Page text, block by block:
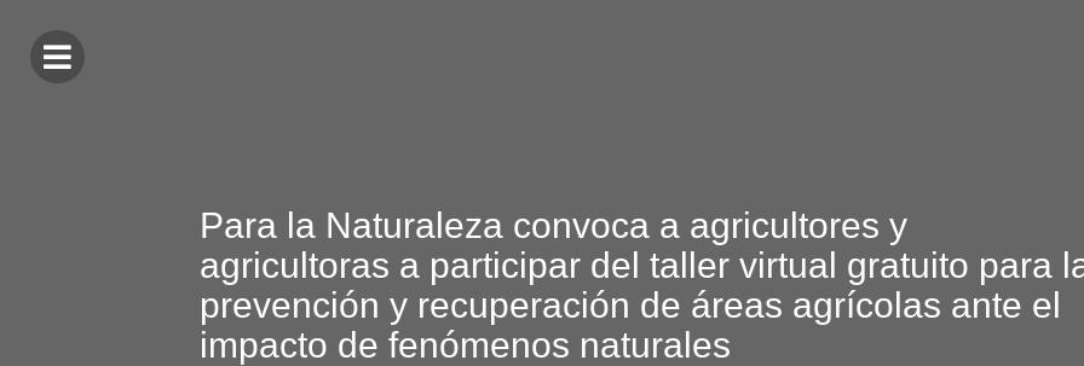
Para la Naturaleza convoca a agricultores y
agricultoras a participar del taller virtual gratuito para
prevención y recuperación de áreas agrícolas ante el
impacto de fenómenos naturales